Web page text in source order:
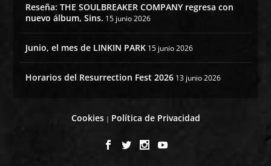
Reseña: THE SOULBREAKER COMPANY regresa con
nuevo álbum, Sins. 15 junio 2026
Junio, el mes de LINKIN PARK 15 junio 2026
Horarios del Resurrection Fest 2026 13 junio 2026
Cookies| Política de Privacidad